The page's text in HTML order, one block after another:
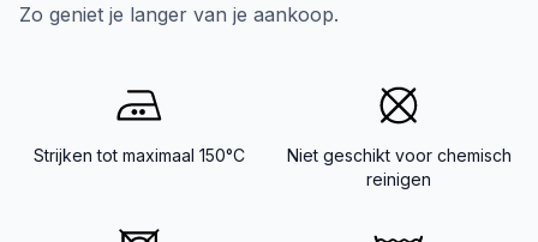
Zo geniet je langer van je aankoop.
Strijken tot maximaal 150°C
Niet geschikt voor chemisch
reinigen